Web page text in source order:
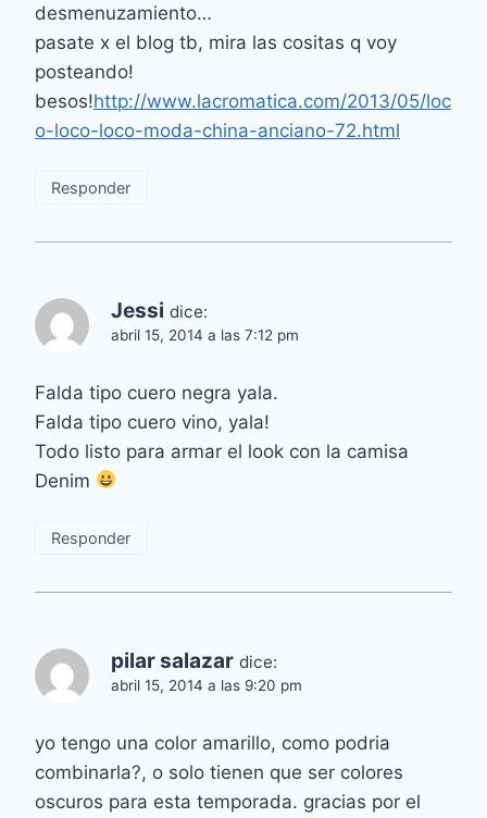
desmenuzamiento…
pasate x el blog tb, mira las cositas q voy
posteando!
besos!http://www.lacromatica.com/2013/05/loc
o-loco-loco-moda-china-anciano-72.html
Responder
Jessi dice:
abril 15, 2014 a las 7:12 pm
Falda tipo cuero negra yala.
Falda tipo cuero vino, yala!
Todo listo para armar el look con la camisa
Denim
Responder
pilar salazar dice:
abril 15, 2014 a las 9:20 pm
yo tengo una color amarillo, como podria
combinarla?, o solo tienen que ser colores
oscuros para esta temporada. gracias por el